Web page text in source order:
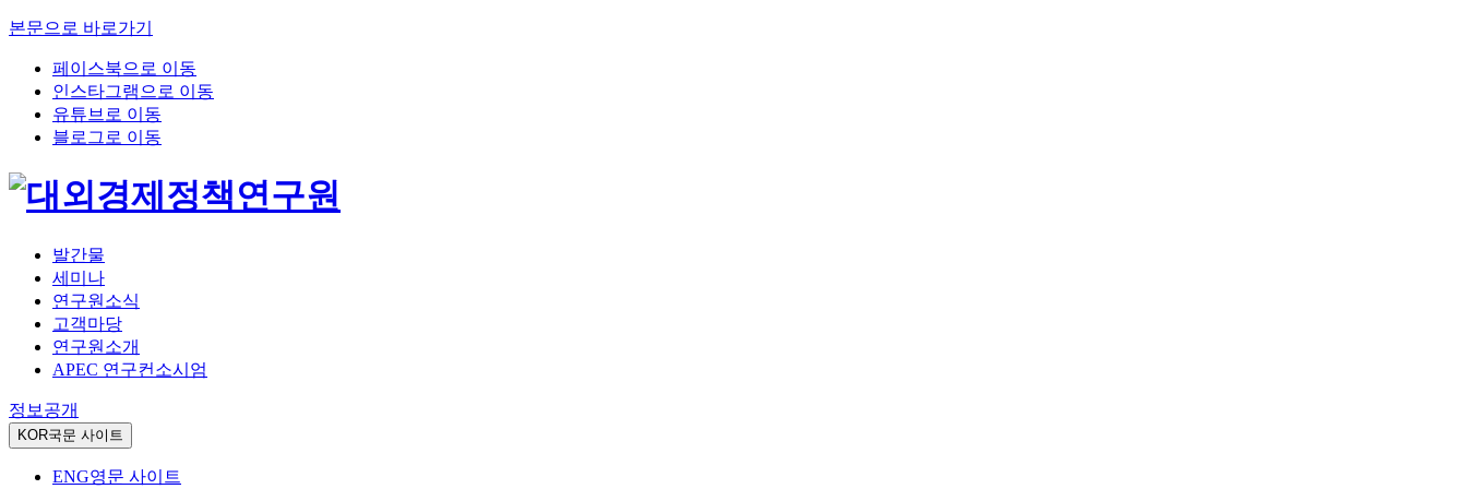
본문으로 바로가기
페이스북으로 이동
인스타그램으로 이동
유튜브로 이동
블로그로 이동
발간물
세미나
연구원소식
고객마당
연구원소개
APEC 연구컨소시엄
정보공개
KOR국문 사이트
ENG영문 사이트